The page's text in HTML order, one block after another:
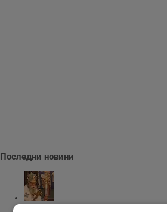
Последни новини